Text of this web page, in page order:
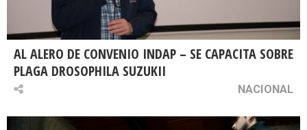
AL ALERO DE CONVENIO INDAP – SE CAPACITA SOBRE
PLAGA DROSOPHILA SUZUKII
NACIONAL